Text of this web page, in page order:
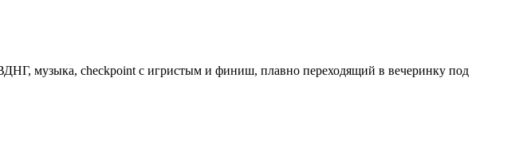
музыка, checkpoint с игристым и финиш, плавно переходящий в вечеринку под